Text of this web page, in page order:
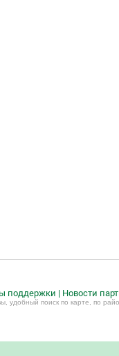
поддержки | Новости
удобный поиск по карте, по